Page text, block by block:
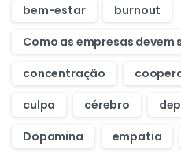
bem-estar
burnout
Como as empresas devem
concentração
culpa
cérebro
Dopamina
empatia